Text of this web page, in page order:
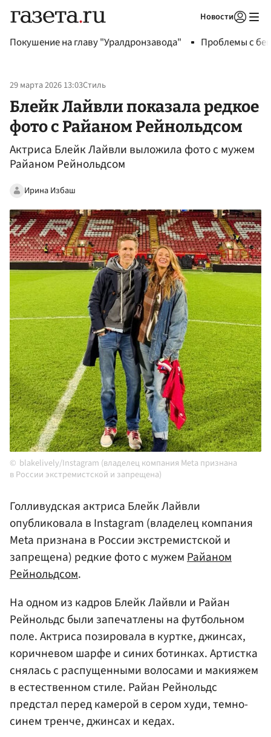
Новости
Покушение на главу "Уралдронзавода" Проблемы с
29 марта 2026 13:03Стиль
Блейк Лайвли показала редкое
фото с Райаном Рейнольдсом
Актриса Блейк Лайвли выложила фото с мужем
Райаном Рейнольдсом
Ирина Избаш
blakelively/Instagram (владелец компания Meta признана
в России экстремистской и запрещена)
Голливудская актриса Блейк Лайвли
опубликовала в Instagram (владелец компания
Meta признана в России экстремистской и
запрещена) редкие фото с мужемРайаном
Рейнольдсом.
На одном из кадров Блейк Лайвли и Райан
Рейнольдс были запечатлены на футбольном
поле. Актриса позировала в куртке, джинсах,
коричневом шарфе и синих ботинках. Артистка
снялась с распущенными волосами и макияжем
в естественном стиле. Райан Рейнольдс
предстал перед камерой в сером худи, темно-
синем тренче, джинсах и кедах.